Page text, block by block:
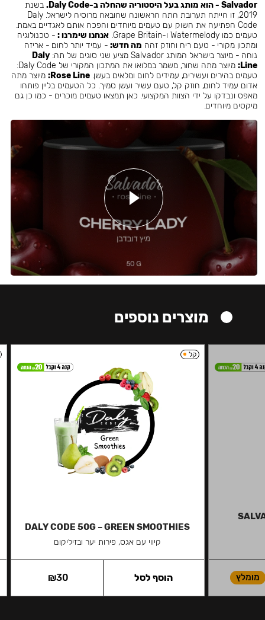
Salvador - הוא מותג בעל היסטוריה שהחלה ב-Daly Code.
בשנת
2019, זו הייתה תערובת התה הראשונה שהובאה מרוסיה לישראל. Daly
Code הפתיעה את השוק עם טעמים מיוחדים והפכה אותם לאגדיים באמת.
טעמים כמו Watermelody ו-Grape Britain.
אנחנו שימרנו : - טכנולוגיה
ומתכון מקורי - טעם ריח וחוזק זהה מה חדש: - עמיד יותר לחום - אריזה
נוחה - מיוצר בישראל המותג Salvador מציע שני סוגים של תה:
Daly
Line:
מיוצר מתה שחור, משמר במלואו את המתכון המקורי של Daly Code:
טעמים בהירים ועשירים, עמידים לחום ומלאים בעשן.Rose Line: מיוצר מתה
אדום עמיד לחום, חוזק קל, טעם עשיר ועשן סמיך. כל הטעמים בליין פותחו
מאפס ונבדקו על ידי הצוות המקצועי. כאן תמצאו טעמים מוכרים - כמו כן גם
מיקסים מיוחדים.
מוצרים נוספים
מומלץ
קל
DALY CODE 50G – GREEN SMOOTHIES
קיווי עם אגס, פירות יער ובזיליקום
₪30 הוסף לסל